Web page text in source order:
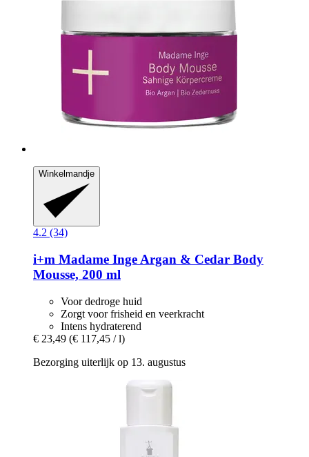
Winkelmandje
4.2 (34)
i+m Madame Inge Argan & Cedar Body
Mousse, 200 ml
Voor dedroge huid
Zorgt voor frisheid en veerkracht
Intens hydraterend
€ 23,49 (€ 117,45 / l)
Bezorging uiterlijk op 13. augustus